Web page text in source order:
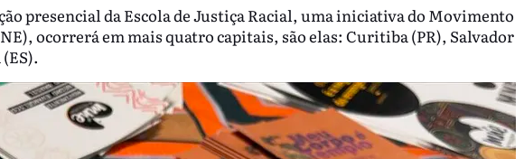
presencial da Escola de Justiça Racial, uma iniciativa do Movimento
ocorrerá em mais quatro capitais, são elas: Curitiba (PR), Salvador